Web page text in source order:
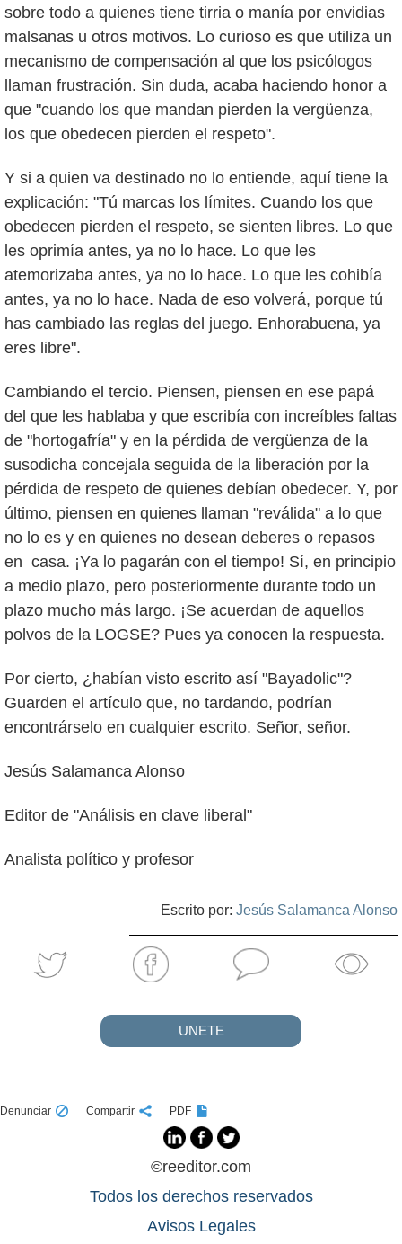
sobre todo a quienes tiene tirria o manía por envidias
malsanas u otros motivos. Lo curioso es que utiliza un
mecanismo de compensación al que los psicólogos
llaman frustración. Sin duda, acaba haciendo honor a
que "cuando los que mandan pierden la vergüenza,
los que obedecen pierden el respeto".
Y si a quien va destinado no lo entiende, aquí tiene la
explicación: "Tú marcas los límites. Cuando los que
obedecen pierden el respeto, se sienten libres. Lo que
les oprimía antes, ya no lo hace. Lo que les
atemorizaba antes, ya no lo hace. Lo que les cohibía
antes, ya no lo hace. Nada de eso volverá, porque tú
has cambiado las reglas del juego. Enhorabuena, ya
eres libre".
Cambiando el tercio. Piensen, piensen en ese papá
del que les hablaba y que escribía con increíbles faltas
de "hortogafría" y en la pérdida de vergüenza de la
susodicha concejala seguida de la liberación por la
pérdida de respeto de quienes debían obedecer. Y, por
último, piensen en quienes llaman "reválida" a lo que
no lo es y en quienes no desean deberes o repasos
en casa. ¡Ya lo pagarán con el tiempo! Sí, en principio
a medio plazo, pero posteriormente durante todo un
plazo mucho más largo. ¡Se acuerdan de aquellos
polvos de la LOGSE? Pues ya conocen la respuesta.
Por cierto, ¿habían visto escrito así "Bayadolic"?
Guarden el artículo que, no tardando, podrían
encontrárselo en cualquier escrito. Señor, señor.
Jesús Salamanca Alonso
Editor de "Análisis en clave liberal"
Analista político y profesor
Escrito por: Jesús Salamanca Alonso
UNETE
Denunciar Compartir PDF
©reeditor.com
Todos los derechos reservados
Avisos Legales